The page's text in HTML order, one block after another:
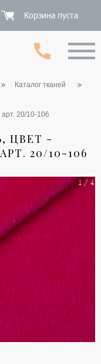
Корзина пуста
Каталог тканей
20/10-106
ЦВЕТ -
20/10-106
1 / 4